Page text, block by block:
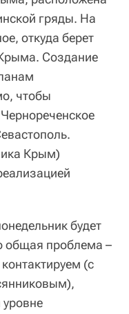
гряды. На
откуда берет
Создание
чтобы
Крым)
будет
общая проблема –
(с